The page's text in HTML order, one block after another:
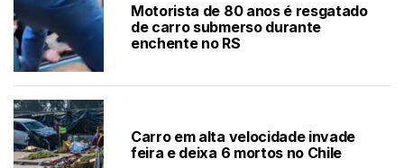
Motorista de 80 anos é resgatado
de carro submerso durante
enchente no RS
Carro em alta velocidade invade
feira e deixa 6 mortos no Chile